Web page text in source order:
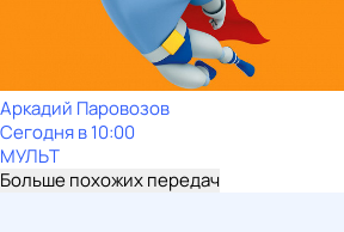
Аркадий Паровозов
Сегодня в 10:00
МУЛЬТ
Больше похожих передач